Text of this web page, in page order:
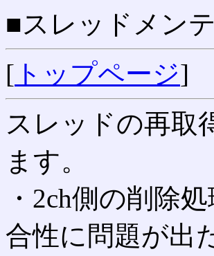
■スレッドメン
[ トップページ]
スレッドの再取
ます。
・2ch側の削除
合性に問題が出